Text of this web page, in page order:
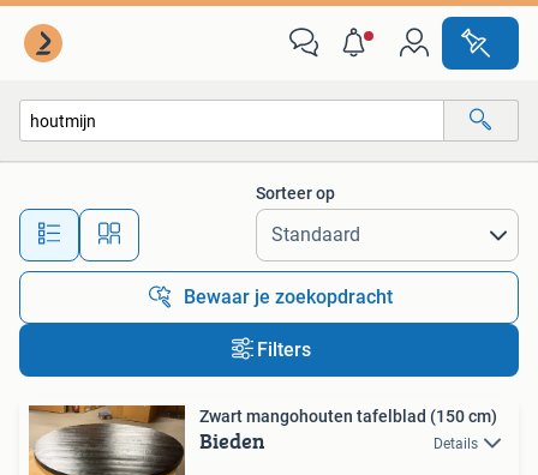
Alle afstanden…
Sorteer op
Bewaar je zoekopdracht
Filters
Zwart mangohouten tafelblad (150 cm)
Bieden Details